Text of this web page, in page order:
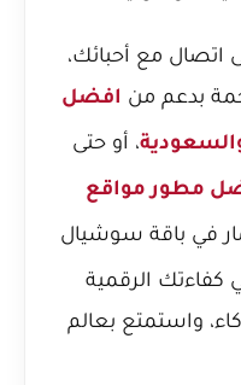
مع أحبائك،
بدعم من افضل
، أو حتى
مطور مواقع
في باقة سوشيال
كفاءتك الرقمية
واستمتع بعالم